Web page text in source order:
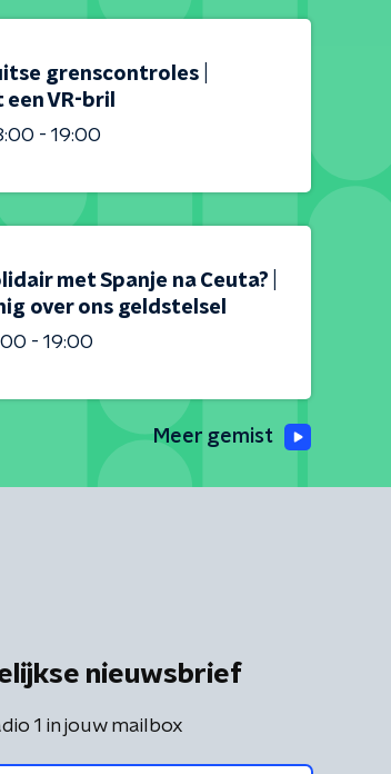
grenscontroles |
VR-bril
- 19:00
met Spanje na Ceuta? |
over ons geldstelsel
- 19:00
Meer gemist
nieuwsbrief
1 in jouw mailbox